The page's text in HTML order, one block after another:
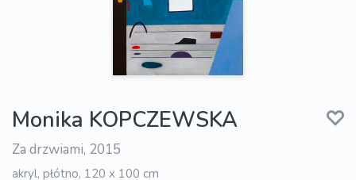
Monika KOPCZEWSKA
Za drzwiami, 2015
akryl, płótno, 120 x 100 cm